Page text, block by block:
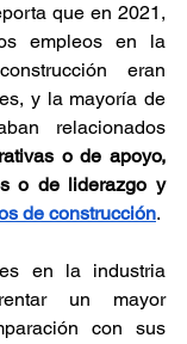
que en 2021,
empleos en la
eran
y la mayoría de
relacionados
o de apoyo,
no en roles técnicos o de liderazgo y
de construcción.
en la industria
un mayor
con sus